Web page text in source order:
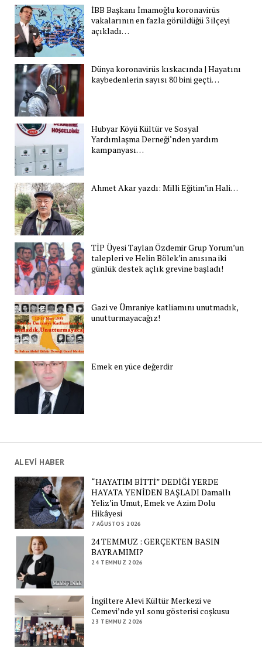
İBB Başkanı İmamoğlu koronavirüs
vakalarının en fazla görüldüğü 3 ilçeyi
açıkladı…
Dünya koronavirüs kıskacında | Hayatını
kaybedenlerin sayısı 80 bini geçti…
Hubyar Köyü Kültür ve Sosyal
Yardımlaşma Derneği‘nden yardım
kampanyası…
Ahmet Akar yazdı: Milli Eğitim’in Hali…
TİP Üyesi Taylan Özdemir Grup Yorum’un
talepleri ve Helin Bölek’in anısına iki
günlük destek açlık grevine başladı!
Gazi ve Ümraniye katliamını unutmadık,
unutturmayacağız!
Emek en yüce değerdir
ALEVİ HABER
“HAYATIM BİTTİ” DEDİĞİ YERDE
HAYATA YENİDEN BAŞLADI Damallı
Yeliz’in Umut, Emek ve Azim Dolu
Hikâyesi
7 AĞUSTOS 2026
24 TEMMUZ : GERÇEKTEN BASIN
BAYRAMIMI?
24 TEMMUZ 2026
İngiltere Alevi Kültür Merkezi ve
Cemevi’nde yıl sonu gösterisi coşkusu
23 TEMMUZ 2026